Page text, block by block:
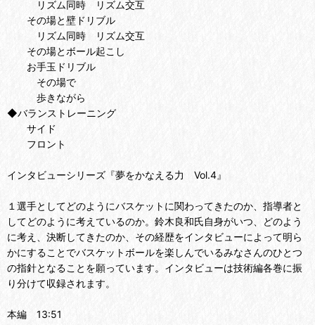
リズム同時 リズム交互
その場と壁ドリブル
リズム同時 リズム交互
その場とボール起こし
お手玉ドリブル
その場で
歩きながら
◆バランストレーニング
サイド
フロント
インタビューシリーズ『夢をかなえる力 Vol.4』
１選手としてどのようにバスケットに関わってきたのか、指導者と
してどのように考えているのか。鈴木良和氏自身がいつ、どのよう
に考え、決断してきたのか、その経歴をインタビューによって明ら
かにすることでバスケットボールを楽しんでいるみなさんのひとつ
の指針となることを願っています。インタビューは技術編各巻に振
り分けて収録されます。
本編 13:51